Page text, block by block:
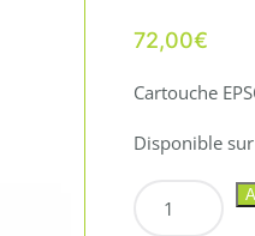
72,00€
Cartouche
Disponible